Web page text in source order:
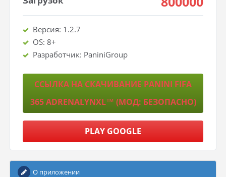
Версия: 1.2.7
OS: 8+
Разработчик: PaniniGroup
ССЫЛКА НА СКАЧИВАНИЕ PANINI FIFA
365 ADRENALYNXL™ (МОД: БЕЗОПАСНО)
PLAY GOOGLE
О приложении